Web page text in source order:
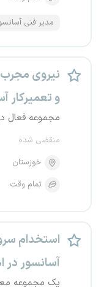
مدیر فنی
نیروی مجرب
و تعمیرکار
مجموعه فعال
منقضی شده
خوزستان
تمام وقت
استخدام
آسانسور در
یک مجموعه